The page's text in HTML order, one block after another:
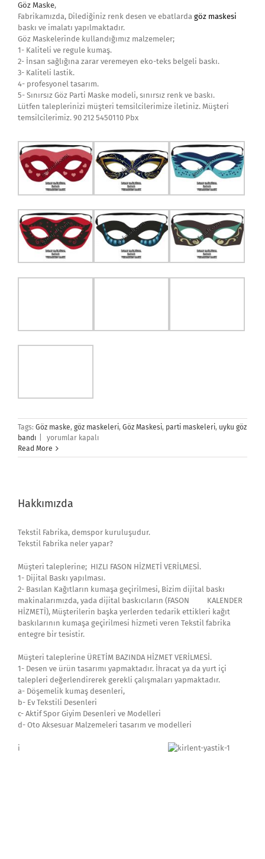
Göz Maske,
Fabrikamızda, Dilediğiniz renk desen ve ebatlarda göz maskesi
baskı ve imalatı yapılmaktadır.
Göz Maskelerinde kullandığımız malzemeler;
1- Kaliteli ve regule kumaş.
2- İnsan sağlığına zarar veremeyen eko-teks belgeli baskı.
3- Kaliteli lastik.
4- profesyonel tasarım.
5- Sınırsız Göz Parti Maske modeli, sınırsız renk ve baskı.
Lütfen taleplerinizi müşteri temsilcilerimize iletiniz. Müşteri
temsilcilerimiz. 90 212 5450110 Pbx
Tags: Göz maske, göz maskeleri, Göz Maskesi, parti maskeleri, uyku göz
bandı
Göz
Maske
için
yorumlar kapalı
Read More
Hakkımızda
Tekstil Fabrika, demspor kuruluşudur.
Tekstil Fabrika neler yapar?
Müşteri taleplerine; HIZLI FASON HİZMETİ VERİLMESİ.
1- Dijital Baskı yapılması.
2- Basılan Kağıtların kumaşa geçirilmesi, Bizim dijital baskı
makinalarımızda, yada dijital baskıcıların (FASON KALENDER
HİZMETİ), Müşterilerin başka yerlerden tedarik ettikleri kağıt
baskılarının kumaşa geçirilmesi hizmeti veren Tekstil fabrika
entegre bir tesistir.
Müşteri taleplerine ÜRETİM BAZINDA HİZMET VERİLMESİ.
1- Desen ve ürün tasarımı yapmaktadır. İhracat ya da yurt içi
talepleri değerlendirerek gerekli çalışmaları yapmaktadır.
a- Döşemelik kumaş desenleri,
b- Ev Tekstili Desenleri
c- Aktif Spor Giyim Desenleri ve Modelleri
d- Oto Aksesuar Malzemeleri tasarım ve modelleri
i